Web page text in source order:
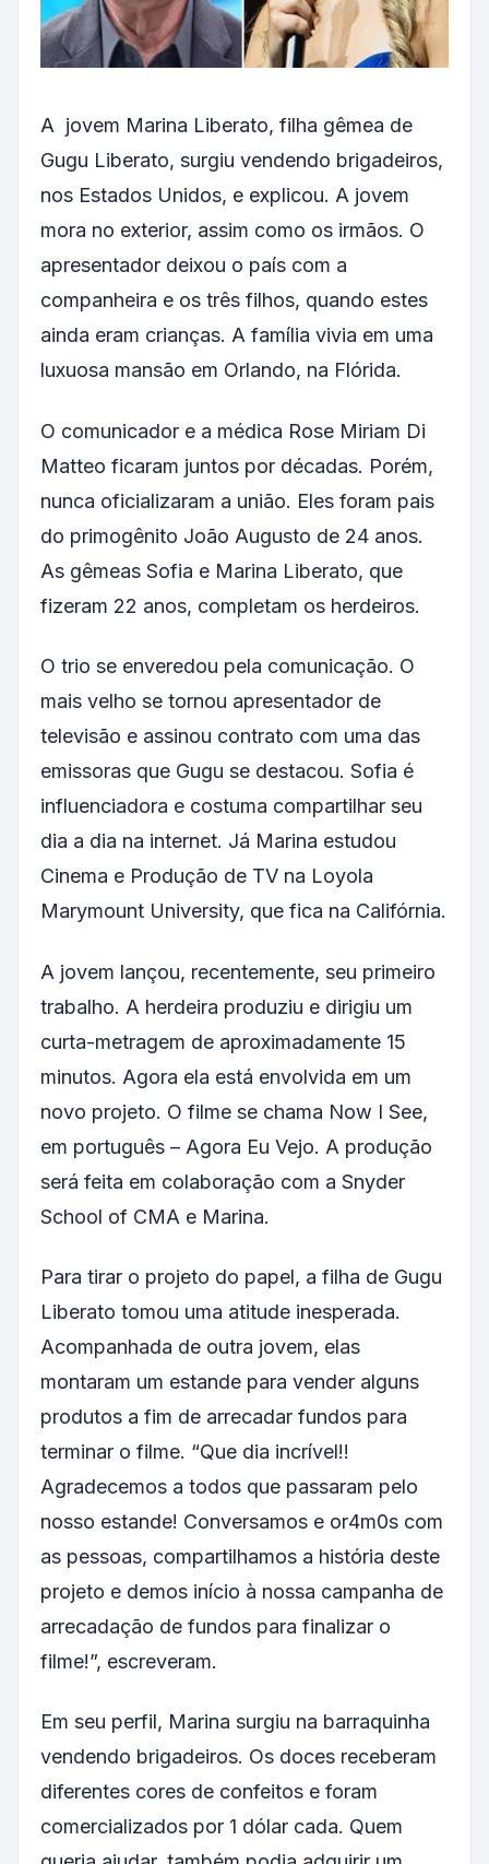
A jovem Marina Liberato, filha gêmea de
Gugu Liberato, surgiu vendendo brigadeiros,
nos Estados Unidos, e explicou. A jovem
mora no exterior, assim como os irmãos. O
apresentador deixou o país com a
companheira e os três filhos, quando estes
ainda eram crianças. A família vivia em uma
luxuosa mansão em Orlando, na Flórida.
O comunicador e a médica Rose Miriam Di
Matteo ficaram juntos por décadas. Porém,
nunca oficializaram a união. Eles foram pais
do primogênito João Augusto de 24 anos.
As gêmeas Sofia e Marina Liberato, que
fizeram 22 anos, completam os herdeiros.
O trio se enveredou pela comunicação. O
mais velho se tornou apresentador de
televisão e assinou contrato com uma das
emissoras que Gugu se destacou. Sofia é
influenciadora e costuma compartilhar seu
dia a dia na internet. Já Marina estudou
Cinema e Produção de TV na Loyola
Marymount University, que fica na Califórnia.
A jovem lançou, recentemente, seu primeiro
trabalho. A herdeira produziu e dirigiu um
curta-metragem de aproximadamente 15
minutos. Agora ela está envolvida em um
novo projeto. O filme se chama Now I See,
em português – Agora Eu Vejo. A produção
será feita em colaboração com a Snyder
School of CMA e Marina.
Para tirar o projeto do papel, a filha de Gugu
Liberato tomou uma atitude inesperada.
Acompanhada de outra jovem, elas
montaram um estande para vender alguns
produtos a fim de arrecadar fundos para
terminar o filme. “Que dia incrível!!
Agradecemos a todos que passaram pelo
nosso estande! Conversamos e or4m0s com
as pessoas, compartilhamos a história deste
projeto e demos início à nossa campanha de
arrecadação de fundos para finalizar o
filme!”, escreveram.
Em seu perfil, Marina surgiu na barraquinha
vendendo brigadeiros. Os doces receberam
diferentes cores de confeitos e foram
comercializados por 1 dólar cada. Quem